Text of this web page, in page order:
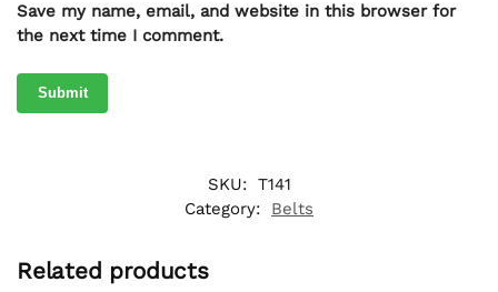
Save my name, email, and website in this browser for
the next time I comment.
SKU: T141
Category:
Belts
Related products